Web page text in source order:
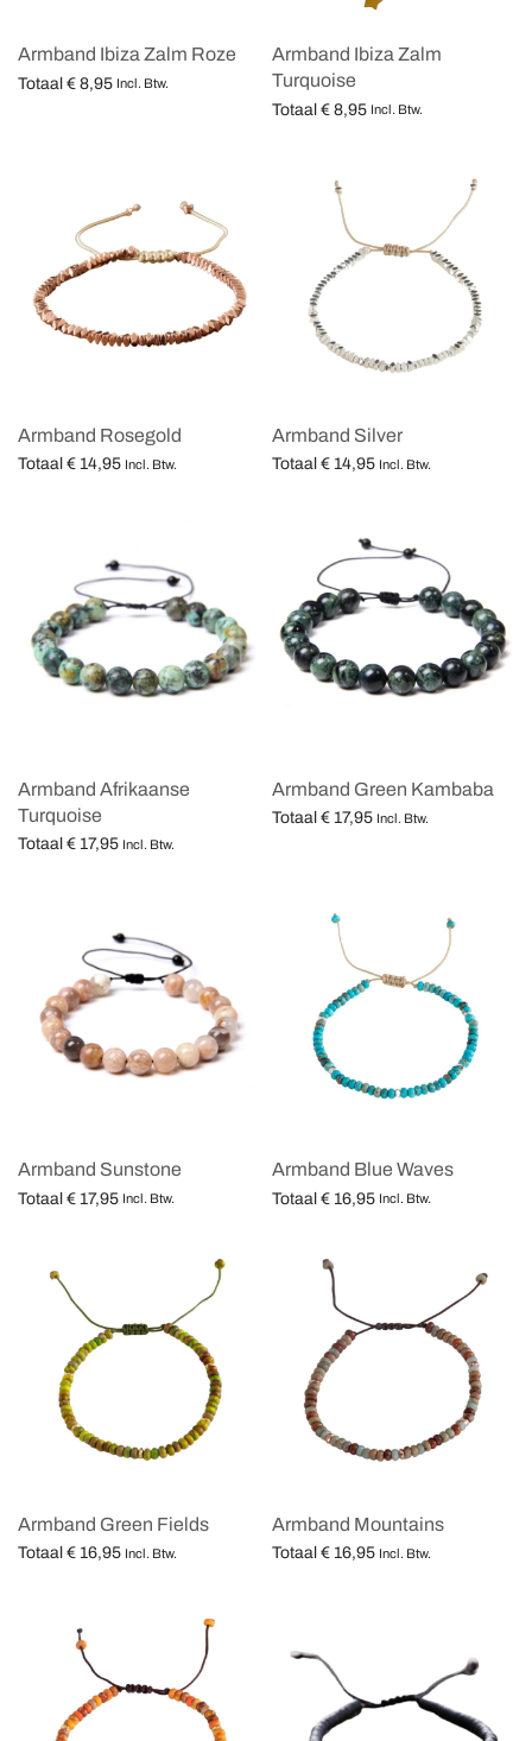
Armband Ibiza Zalm Roze
Totaal € 8,95 Incl. Btw.
Armband Ibiza Zalm
Turquoise
Totaal € 8,95 Incl. Btw.
Armband Rosegold
Totaal € 14,95 Incl. Btw.
Armband Silver
Totaal € 14,95 Incl. Btw.
Armband Afrikaanse
Turquoise
Totaal € 17,95 Incl. Btw.
Armband Green Kambaba
Totaal € 17,95 Incl. Btw.
Armband Sunstone
Totaal € 17,95 Incl. Btw.
Armband Blue Waves
Totaal € 16,95 Incl. Btw.
Armband Green Fields
Totaal € 16,95 Incl. Btw.
Armband Mountains
Totaal € 16,95 Incl. Btw.